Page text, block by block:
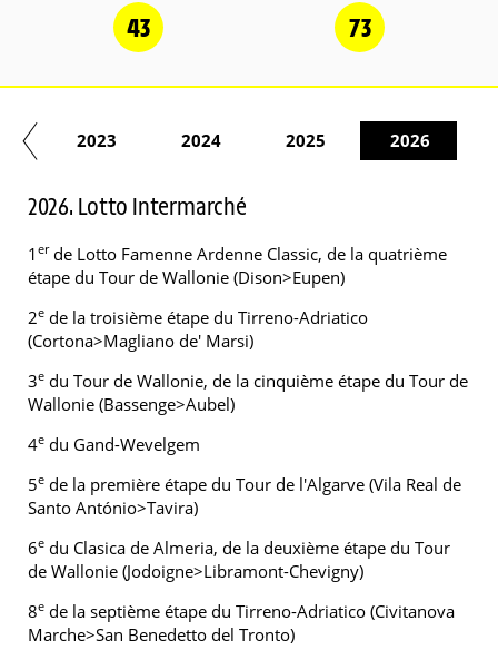
43 73
2023 2024 2025 2026
2026. Lotto Intermarché
1 erde Lotto Famenne Ardenne Classic, de la quatrième
étape du Tour de Wallonie (Dison>Eupen)
2e de la troisième étape du Tirreno-Adriatico
(Cortona>Magliano de' Marsi)
3e du Tour de Wallonie, de la cinquième étape du Tour de
Wallonie (Bassenge>Aubel)
4e du Gand-Wevelgem
5e de la première étape du Tour de l'Algarve (Vila Real de
Santo António>Tavira)
6e du Clasica de Almeria, de la deuxième étape du Tour
de Wallonie (Jodoigne>Libramont-Chevigny)
8e de la septième étape du Tirreno-Adriatico (Civitanova
Marche>San Benedetto del Tronto)